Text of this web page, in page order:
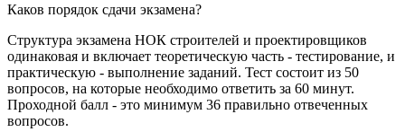
Каков порядок сдачи экзамена?
Структура экзамена НОК строителей и проектировщиков
одинаковая и включает теоретическую часть - тестирование, и
практическую - выполнение заданий. Тест состоит из 50
вопросов, на которые необходимо ответить за 60 минут.
Проходной балл - это минимум 36 правильно отвеченных
вопросов.